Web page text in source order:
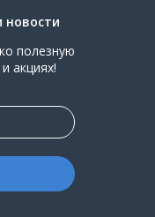
полезную
акциях!